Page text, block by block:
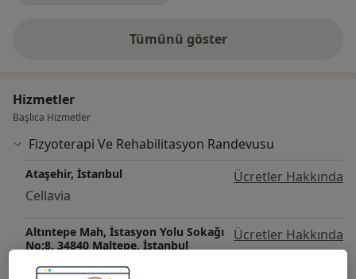
Tümünü gösterdeneyim hakkında
Hizmetler
Başlıca Hizmetler
Fizyoterapi Ve Rehabilitasyon Randevusu
Ataşehir, İstanbul
Ücretler Hakkında
Cellavia
Altıntepe Mah, İstasyon Yolu Sokağı
No:8, 34840 Maltepe, İstanbul
Ücretler Hakkında
Duyu Çocuk